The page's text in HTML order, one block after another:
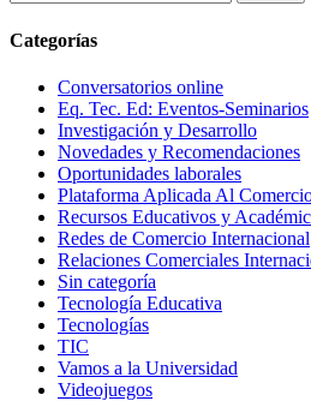
Categorías
Conversatorios online
Eq. Tec. Ed: Eventos-Seminarios
Investigación y Desarrollo
Novedades y Recomendaciones
Oportunidades laborales
Plataforma Aplicada Al
Recursos Educativos y
Redes de Comercio Internacional
Relaciones Comerciales
Sin categoría
Tecnología Educativa
Tecnologías
TIC
Vamos a la Universidad
Videojuegos